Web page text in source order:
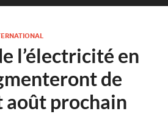
l’électricité en
de
août prochain